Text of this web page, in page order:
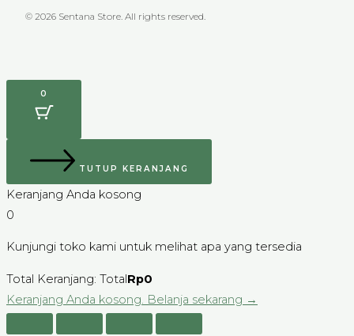
© 2026 Sentana Store. All rights reserved.
0
TUTUP KERANJANG
Keranjang Anda kosong
0
Kunjungi toko kami untuk melihat apa yang tersedia
Total Keranjang: TotalRp0
Keranjang Anda kosong. Belanja sekarang →